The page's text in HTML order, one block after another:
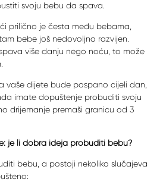
svoju bebu da spava.
prilično je česta među bebama,
bebe još nedovoljno razvijen.
više danju nego noću, to može
vaše dijete bude pospano cijeli dan,
imate dopuštenje probuditi svoju
drijemanje premaši granicu od 3
je li dobra ideja probuditi bebu?
bebu, a postoji nekoliko slučajeva